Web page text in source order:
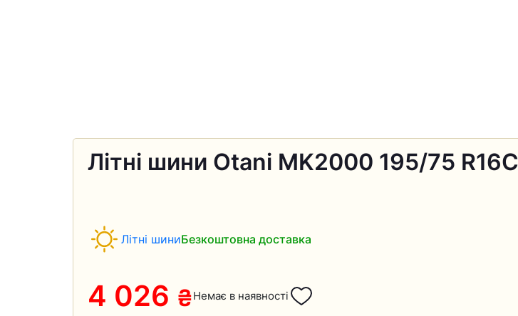
Літні шини Otani MK2000 195/75 R16C
Літні шиниБезкоштовна доставка
4 026 ₴Немає в наявності